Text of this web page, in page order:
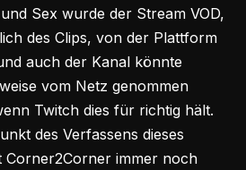
Sex wurde der Stream VOD,
des Clips, von der Plattform
auch der Kanal könnte
vom Netz genommen
Twitch dies für richtig hält.
des Verfassens dieses
Corner2Corner immer noch